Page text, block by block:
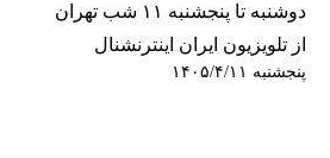
دوشنبه تا پنجشنبه ۱۱ شب تهران
از تلویزیون ایران اینترنشنال
پنجشنبه ۱۴۰۵/۴/۱۱